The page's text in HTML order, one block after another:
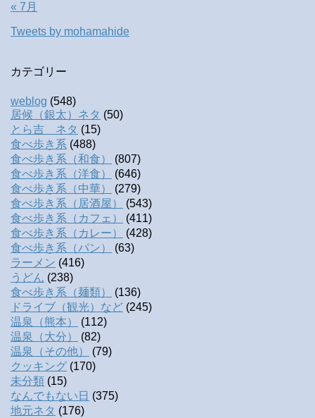
« 7月
Tweets by mohamahide
カテゴリー
weblog (548)
居候（銀太）ネタ (50)
とら吉 ネタ (15)
食べ歩き系 (488)
食べ歩き系（和食）
(807)
食べ歩き系（洋食）
(646)
食べ歩き系（中華）
(279)
食べ歩き系（居酒屋）
(543)
食べ歩き系（カフェ）
(411)
食べ歩き系（カレー）
(428)
食べ歩き系（パン）
(63)
ラーメン (416)
うどん (238)
食べ歩き系（麺類）
(136)
ドライブ（観光）など (245)
温泉（熊本）
(112)
温泉（大分）
(82)
温泉（その他）
(79)
クッキング (170)
未分類 (15)
なんでもない日 (375)
地元ネタ (176)